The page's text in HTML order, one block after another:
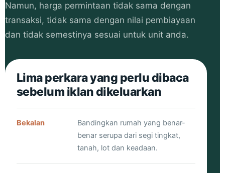
Namun, harga permintaan tidak sama dengan
transaksi, tidak sama dengan nilai pembiayaan
dan tidak semestinya sesuai untuk unit anda.
Lima perkara yang perlu dibaca
sebelum iklan dikeluarkan
Bekalan
Bandingkan rumah yang benar-
benar serupa dari segi tingkat,
tanah, lot dan keadaan.